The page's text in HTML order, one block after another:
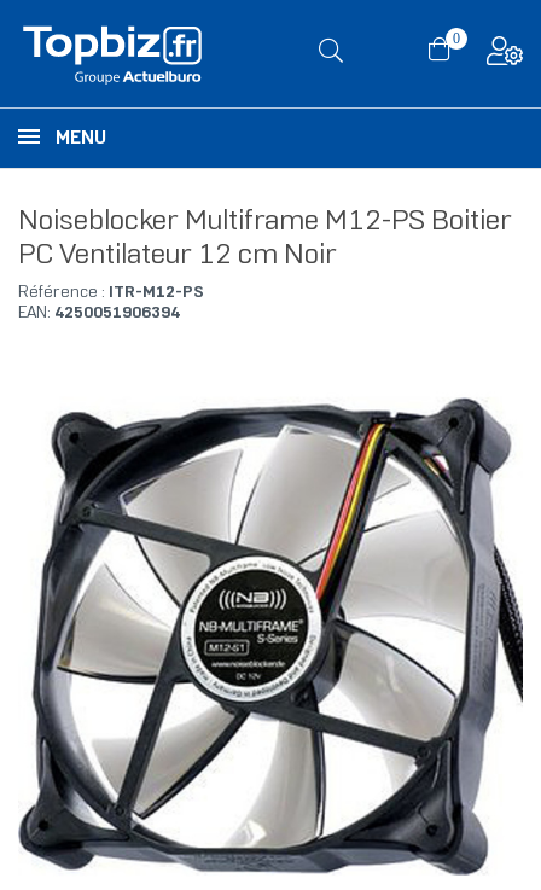
0
MENU
Noiseblocker Multiframe M12-PS Boitier
PC Ventilateur 12 cm Noir
Référence :
ITR-M12-PS
EAN: 4250051906394